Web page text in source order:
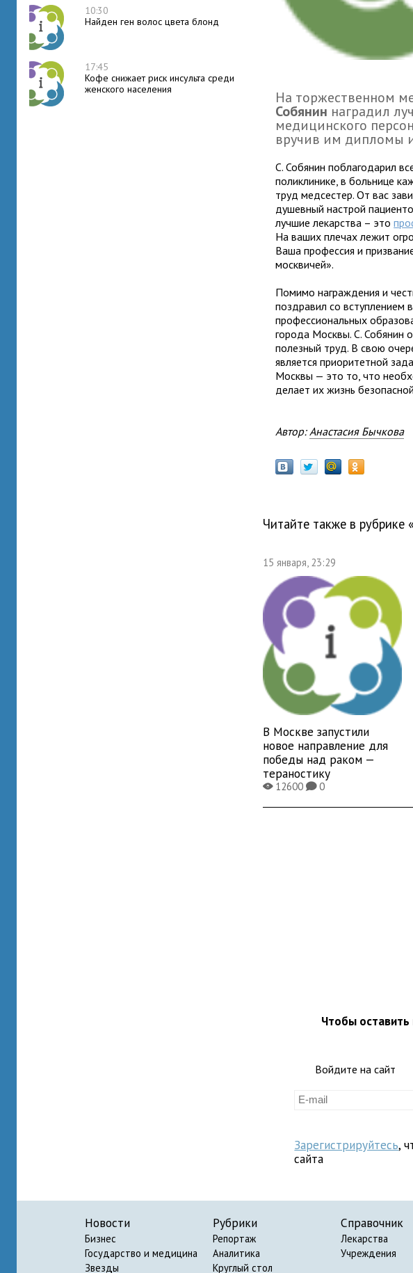
10:30
Найден ген волос цвета блонд
17:45
Кофе снижает риск инсульта среди
женского населения
На торжественном
Собянин наградил
медицинского
вручив им дипломы
С. Собянин поблагодарил
поликлинике, в больнице
труд медсестер. От вас
душевный настрой
лучшие лекарства – это
На ваших плечах лежит
Ваша профессия и
москвичей».
Помимо награждения и
поздравил со вступлением
профессиональных
города Москвы. С. Собянин
полезный труд. В свою
является приоритетной
Москвы — это то, что
делает их жизнь
Автор:Анастасия Бычкова
Читайте также в рубрике «
15 января, 23:29
В Москве запустили
новое направление для
победы над раком —
тераностику
X12600K0
Чтобы
Войдите на сайт
Зарегистрируйтесь,
сайта
Новости
Бизнес
Государство и медицина
Звезды
Рубрики
Репортаж
Аналитика
Круглый стол
Справочник
Лекарства
Учреждения